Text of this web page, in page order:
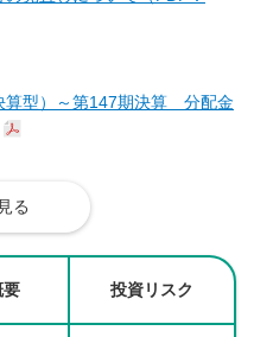
算型）～第147期決算 分配金
る
要 投資リスク